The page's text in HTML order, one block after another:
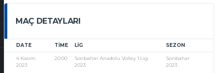
MAÇ DETAYLARI
DATE TIME LIG SEZON
4 Kasım
2023
20:00
Sonbahar Anadolu Volley 1.Lig
2023
Sonbahar
2023